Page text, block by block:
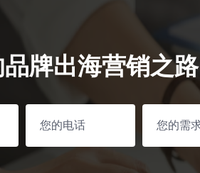
牌出海营销之路